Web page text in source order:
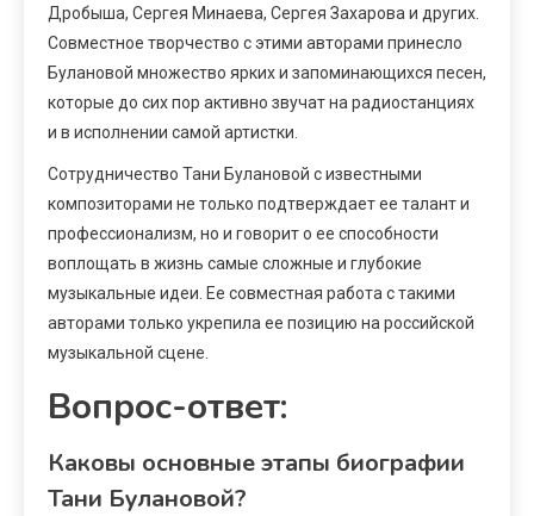
Дробыша, Сергея Минаева, Сергея Захарова и других.
Совместное творчество с этими авторами принесло
Булановой множество ярких и запоминающихся песен,
которые до сих пор активно звучат на радиостанциях
и в исполнении самой артистки.
Сотрудничество Тани Булановой с известными
композиторами не только подтверждает ее талант и
профессионализм, но и говорит о ее способности
воплощать в жизнь самые сложные и глубокие
музыкальные идеи. Ее совместная работа с такими
авторами только укрепила ее позицию на российской
музыкальной сцене.
Вопрос-ответ:
Каковы основные этапы биографии
Тани Булановой?